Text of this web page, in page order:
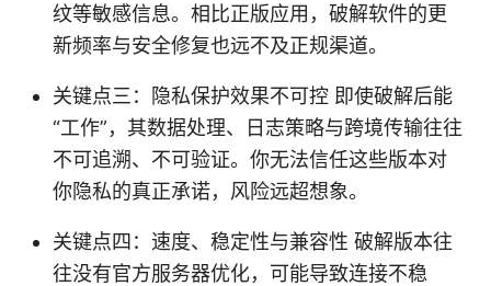
纹等敏感信息。相比正版应用，破解软件的更
新频率与安全修复也远不及正规渠道。
关键点三：隐私保护效果不可控 即使破解后能
“工作”，其数据处理、日志策略与跨境传输往往
不可追溯、不可验证。你无法信任这些版本对
你隐私的真正承诺，风险远超想象。
关键点四：速度、稳定性与兼容性 破解版本往
往没有官方服务器优化，可能导致连接不稳